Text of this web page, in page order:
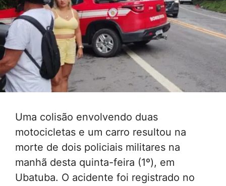
Uma colisão envolvendo duas
motocicletas e um carro resultou na
morte de dois policiais militares na
manhã desta quinta-feira (1º), em
Ubatuba. O acidente foi registrado no